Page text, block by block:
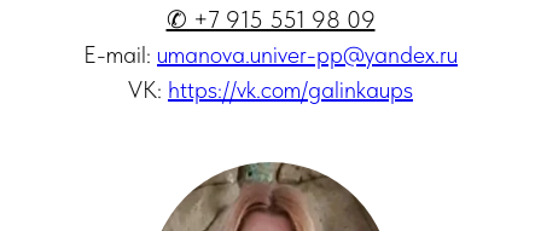
✆ +7 915 551 98 09
E-mail: umanova.univer-pp@yandex.ru
VK: https://vk.com/galinkaups